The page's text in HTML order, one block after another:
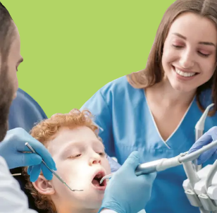
FP HIGIENE BUCODENTAL
PRESENCIAL – GIRONA